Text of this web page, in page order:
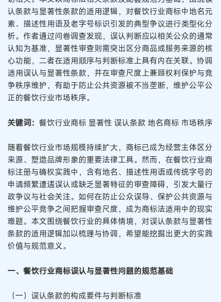
认条款与显著性条款的适用逻辑，对餐饮行业商标中地名元
素、描述性用语及老字号标识引发的典型争议进行类型化分
析。作者通过问卷调查发现，误认判断应以相关公众的通常
认知为基准，显著性审查则需突出区分商品或服务来源的核
心功能，二者在适用顺序与判断标准上具有内在关联。协调
适用误认与显著性条款，并在审查尺度上兼顾权利保护与竞
争秩序维护，有助于防止公共资源被不当垄断，维护公平公
正的餐饮行业市场秩序。
关键词： 餐饮行业商标 显著性 误认条款 地名商标 市场秩序
随着餐饮行业市场规模持续扩大，商标已成为经营主体区分
来源、塑造品牌形象的重要法律工具。然而，在餐饮行业商
标注册与确权实践中，含有地名、描述性用语或传统字号的
申请频繁遭遇误认或缺乏显著特征的审查障碍，引发大量行
政争议与社会关注。如何在防止公众误导、保护公共资源与
维护公平竞争之间把握审查尺度，成为商标法适用中的现实
难题。本文围绕餐饮行业的具体情境，对误认条款与显著性
条款的适用逻辑加以梳理与协调，希望能挖掘出更大的实践
价值与规范意义。
一、餐饮行业商标误认与显著性问题的规范基础
（一）误认条款的构成要件与判断标准